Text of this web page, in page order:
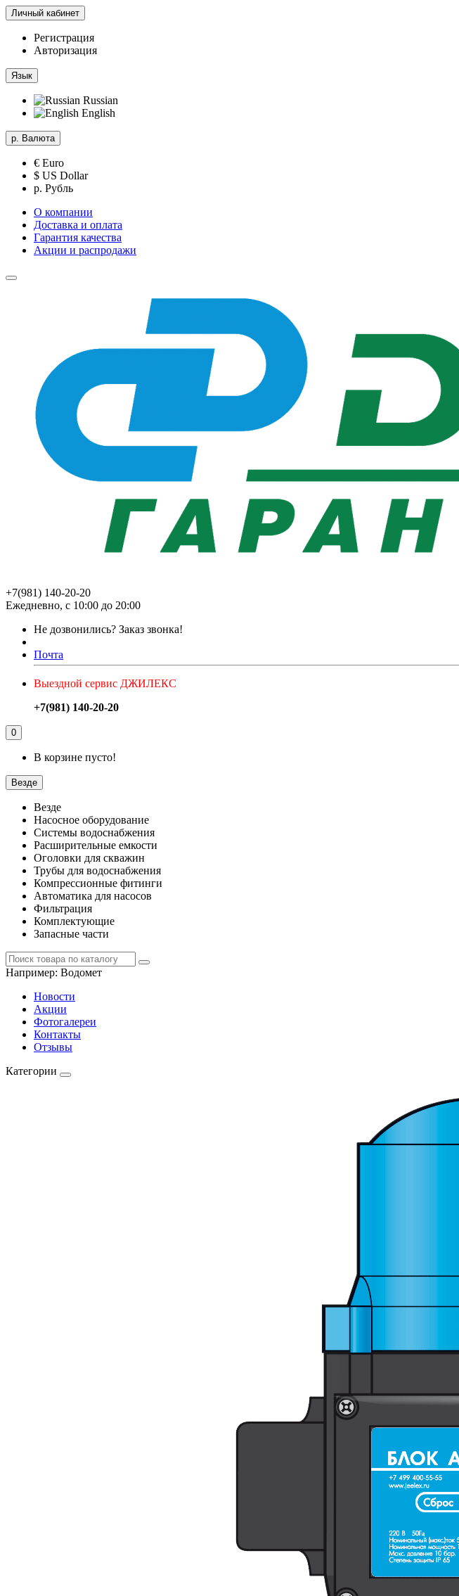
Личный кабинет
Регистрация
Авторизация
Язык
Russian
English
р. Валюта
€ Euro
$ US Dollar
р. Рубль
О компании
Доставка и оплата
Гарантия качества
Акции и распродажи
+7(981) 140-20-20
Ежедневно, с 10:00 до 20:00
Не дозвонились? Заказ звонка!
Почта
Выездной сервис ДЖИЛЕКС
+7(981) 140-20-20
0
В корзине пусто!
Везде
Везде
Насосное оборудование
Системы водоснабжения
Расширительные емкости
Оголовки для скважин
Трубы для водоснабжения
Компрессионные фитинги
Автоматика для насосов
Фильтрация
Комплектующие
Запасные части
Например: Водомет
Новости
Акции
Фотогалереи
Контакты
Отзывы
Категории